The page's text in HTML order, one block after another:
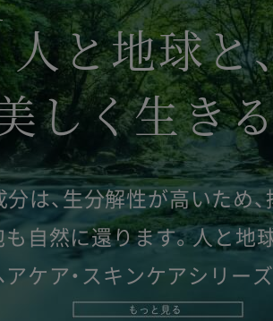
人と地球と
しく生き
は、生分解性が高いため、
自然に還ります。人と地
アケア・スキンケアシリー